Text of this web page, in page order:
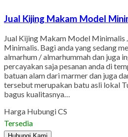
Jual Kijing Makam Model
Jual Kijing Makam Model
Minimalis. Bagi anda yang sedang
almarhum / almarhummah dan juga
percayakan saja pesanan anda di
batuan alam dari marmer dan juga
tersebut merupakan batu asli lokal
bagus kualitasnya…
Harga Hubungi CS
Tersedia